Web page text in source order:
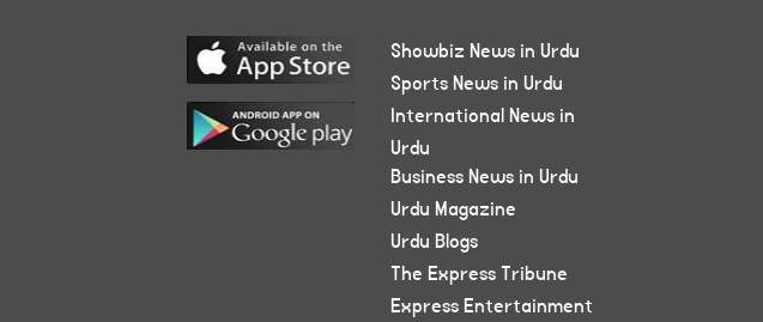
Showbiz News in Urdu
Sports News in Urdu
International News in
Urdu
Business News in Urdu
Urdu Magazine
Urdu Blogs
The Express Tribune
Express Entertainment